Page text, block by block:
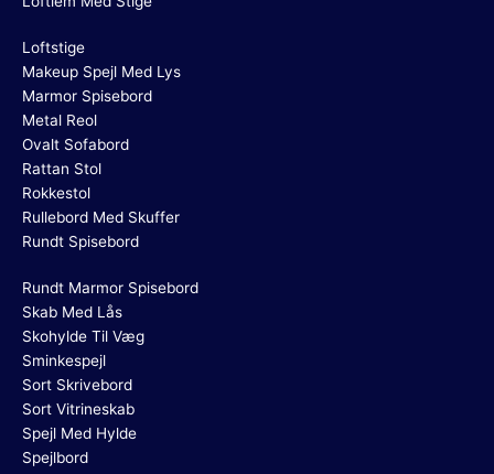
Loftstige
Makeup Spejl Med Lys
Marmor Spisebord
Metal Reol
Ovalt Sofabord
Rattan Stol
Rokkestol
Rullebord Med Skuffer
Rundt Spisebord
Rundt Marmor Spisebord
Skab Med Lås
Skohylde Til Væg
Sminkespejl
Sort Skrivebord
Sort Vitrineskab
Spejl Med Hylde
Spejlbord